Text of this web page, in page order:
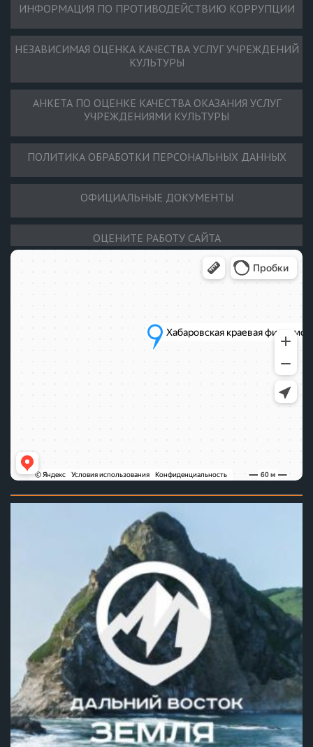
ИНФОРМАЦИЯ ПО ПРОТИВОДЕЙСТВИЮ КОРРУПЦИИ
НЕЗАВИСИМАЯ ОЦЕНКА КАЧЕСТВА УСЛУГ УЧРЕЖДЕНИЙ
КУЛЬТУРЫ
АНКЕТА ПО ОЦЕНКЕ КАЧЕСТВА ОКАЗАНИЯ УСЛУГ
УЧРЕЖДЕНИЯМИ КУЛЬТУРЫ
ПОЛИТИКА ОБРАБОТКИ ПЕРСОНАЛЬНЫХ ДАННЫХ
ОФИЦИАЛЬНЫЕ ДОКУМЕНТЫ
ОЦЕНИТЕ РАБОТУ САЙТА